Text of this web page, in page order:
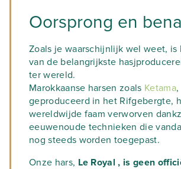
Oorsprong en
Zoals je waarschijnlijk wel weet, is
van de belangrijkste
ter wereld.
Marokkaanse harsen zoals Ketama,
geproduceerd in het Rifgebergte,
wereldwijde faam verworven
eeuwenoude technieken die
nog steeds worden toegepast.
Onze hars, Le Royal , is geen